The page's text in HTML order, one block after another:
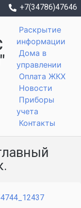
+7(34786)47646
Раскрытие
информации
Дома в
управлении
Оплата ЖКХ
Новости
Приборы
учета
Контакты